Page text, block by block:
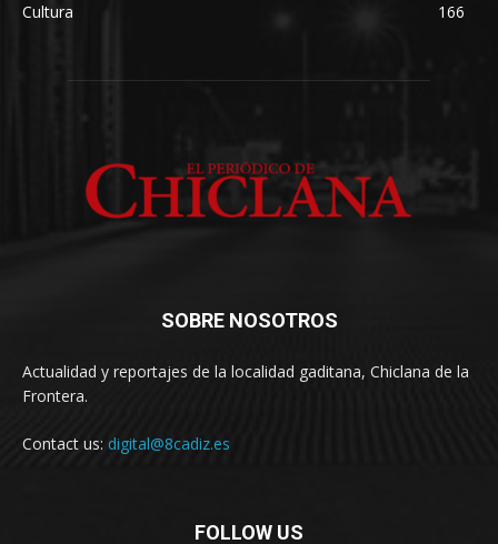
Cultura
166
SOBRE NOSOTROS
Actualidad y reportajes de la localidad gaditana, Chiclana de la
Frontera.
Contact us: digital@8cadiz.es
FOLLOW US